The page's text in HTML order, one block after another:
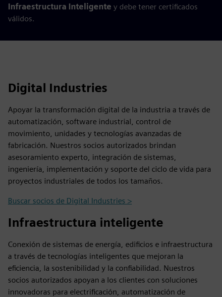
Infraestructura Inteligente y debe tener certificados
válidos.
Digital Industries
Apoyar la transformación digital de la industria a través de
automatización, software industrial, control de
movimiento, unidades y tecnologías avanzadas de
fabricación. Nuestros socios autorizados brindan
asesoramiento experto, integración de sistemas,
ingeniería, implementación y soporte del ciclo de vida para
proyectos industriales de todos los tamaños.
Buscar socios de Digital Industries >
Infraestructura inteligente
Conexión de sistemas de energía, edificios e infraestructura
a través de tecnologías inteligentes que mejoran la
eficiencia, la sostenibilidad y la confiabilidad. Nuestros
socios autorizados apoyan a los clientes con soluciones
innovadoras para electrificación, automatización de